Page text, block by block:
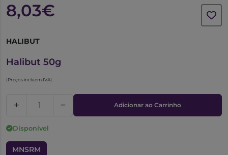
8,03€
HALIBUT
Halibut 50g
(Preços incluem IVA)
Adicionar ao Carrinho
Disponível
MNSRM